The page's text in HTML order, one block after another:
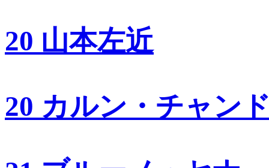
20 山本左近
20 カルン・チャン